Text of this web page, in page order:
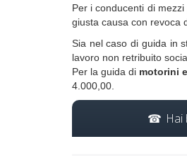
Per i conducenti di
giusta causa con revoca
Sia nel caso di guida in
lavoro non retribuito
Per la guida di motorini
4.000,00.
Hai